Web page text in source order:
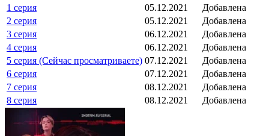
1 серия
05.12.2021
Добавлена
2 серия
05.12.2021
Добавлена
3 серия
06.12.2021
Добавлена
4 серия
06.12.2021
Добавлена
5 серия (Сейчас просматриваете) 07.12.2021
Добавлена
6 серия
07.12.2021
Добавлена
7 серия
08.12.2021
Добавлена
8 серия
08.12.2021 Добавлена